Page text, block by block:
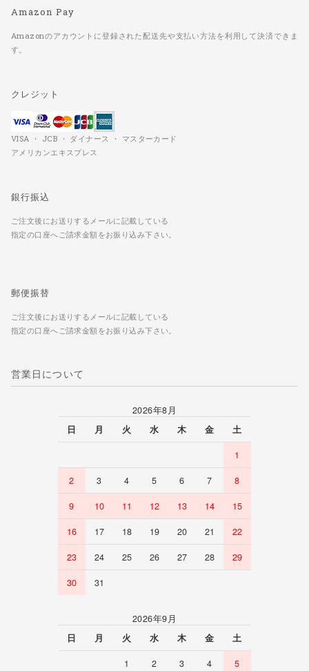
Amazon Pay
Amazonのアカウントに登録された配送先や支払い方法を利用して決済できま
す。
クレジット
VISA ・ JCB ・ ダイナース ・ マスターカード
アメリカンエキスプレス
銀行振込
ご注文後にお送りするメールに記載している
指定の口座へご請求金額をお振り込み下さい。
郵便振替
ご注文後にお送りするメールに記載している
指定の口座へご請求金額をお振り込み下さい。
営業日について
2026年8月
日
月 火 水 木 金 土
1
2 3 4 5 6 7 8
9 10 11 12 13 14 15
16 17 18 19 20 21 22
23 24 25 26 27 28 29
30 31
2026年9月
日
月 火 水 木 金 土
1 2 3 4 5